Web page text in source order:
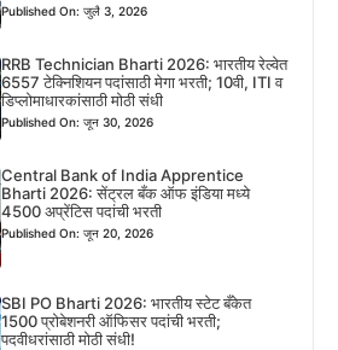
Published On: जुलै 3, 2026
RRB Technician Bharti 2026: भारतीय रेल्वेत
6557 टेक्निशियन पदांसाठी मेगा भरती; 10वी, ITI व
डिप्लोमाधारकांसाठी मोठी संधी
Published On: जून 30, 2026
Central Bank of India Apprentice
Bharti 2026: सेंट्रल बँक ऑफ इंडिया मध्ये
4500 अप्रेंटिस पदांची भरती
Published On: जून 20, 2026
SBI PO Bharti 2026: भारतीय स्टेट बँकेत
1500 प्रोबेशनरी ऑफिसर पदांची भरती;
पदवीधरांसाठी मोठी संधी!